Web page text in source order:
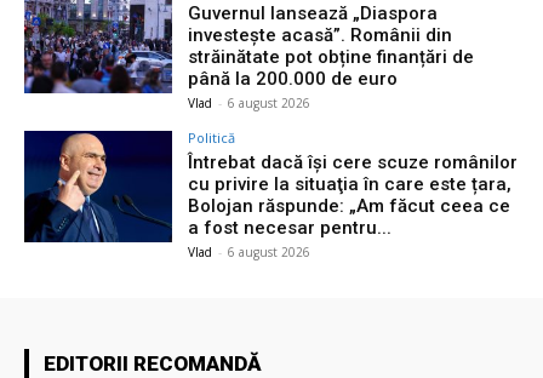
Guvernul lansează „Diaspora
investește acasă”. Românii din
străinătate pot obține finanțări de
până la 200.000 de euro
Vlad - 6 august 2026
Politică
Întrebat dacă își cere scuze românilor
cu privire la situaţia în care este țara,
Bolojan răspunde: „Am făcut ceea ce
a fost necesar pentru...
Vlad - 6 august 2026
EDITORII RECOMANDĂ